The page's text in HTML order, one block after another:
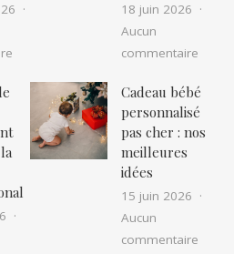
sur Location camping car pas cher :
18 juin 2026
Aucun
commentaire
Cadeau bébé
personnalisé
pas cher : nos
meilleures
idées
15 juin 2026
Aucun
commentaire